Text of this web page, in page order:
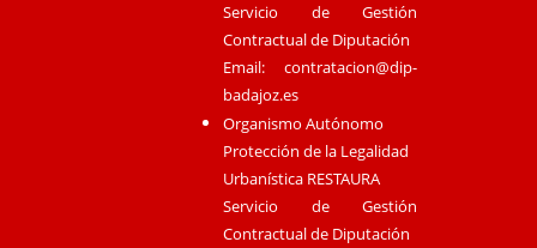
Servicio de Gestión
Contractual de Diputación
Email:contratacion@dip-
badajoz.es
Organismo Autónomo
Protección de la Legalidad
Urbanística RESTAURA
Servicio de Gestión
Contractual de Diputación